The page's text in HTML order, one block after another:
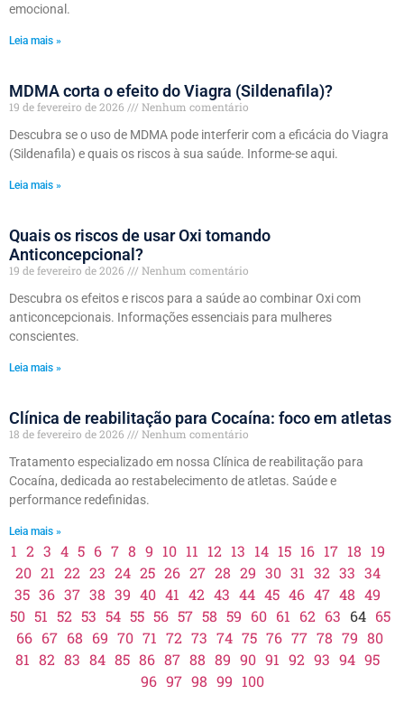
emocional.
Leia mais »
MDMA corta o efeito do Viagra (Sildenafila)?
19 de fevereiro de 2026
Nenhum comentário
Descubra se o uso de MDMA pode interferir com a eficácia do Viagra
(Sildenafila) e quais os riscos à sua saúde. Informe-se aqui.
Leia mais »
Quais os riscos de usar Oxi tomando
Anticoncepcional?
19 de fevereiro de 2026
Nenhum comentário
Descubra os efeitos e riscos para a saúde ao combinar Oxi com
anticoncepcionais. Informações essenciais para mulheres
conscientes.
Leia mais »
Clínica de reabilitação para Cocaína: foco em atletas
18 de fevereiro de 2026
Nenhum comentário
Tratamento especializado em nossa Clínica de reabilitação para
Cocaína, dedicada ao restabelecimento de atletas. Saúde e
performance redefinidas.
Leia mais »
1 2 3 4 5 6 7 8 9 10 11 12 13 14 15 16 17 18 19
20 21 22 23 24 25 26 27 28 29 30 31 32 33 34
35 36 37 38 39 40 41 42 43 44 45 46 47 48 49
50 51 52 53 54 55 56 57 58 59 60 61 62 63 64 65
66 67 68 69 70 71 72 73 74 75 76 77 78 79 80
81 82 83 84 85 86 87 88 89 90 91 92 93 94 95
96 97 98 99 100